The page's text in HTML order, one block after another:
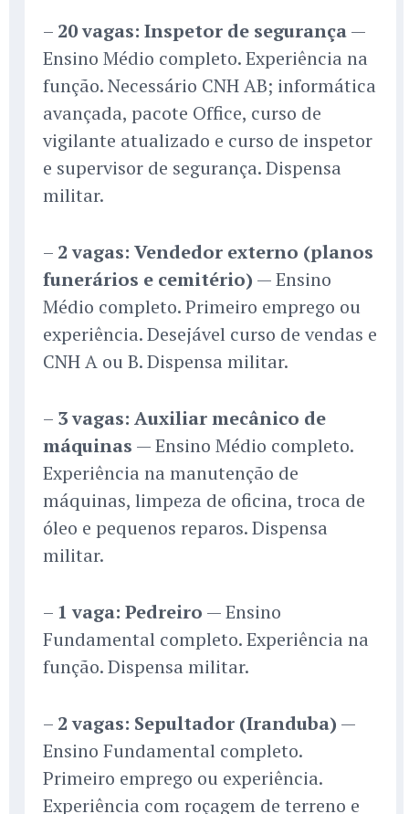
– 20 vagas: Inspetor de segurança—
Ensino Médio completo. Experiência na
função. Necessário CNH AB; informática
avançada, pacote Office, curso de
vigilante atualizado e curso de inspetor
e supervisor de segurança. Dispensa
militar.
– 2 vagas: Vendedor externo (planos
funerários e cemitério) — Ensino
Médio completo. Primeiro emprego ou
experiência. Desejável curso de vendas e
CNH A ou B. Dispensa militar.
– 3 vagas: Auxiliar mecânico de
máquinas — Ensino Médio completo.
Experiência na manutenção de
máquinas, limpeza de oficina, troca de
óleo e pequenos reparos. Dispensa
militar.
– 1 vaga: Pedreiro — Ensino
Fundamental completo. Experiência na
função. Dispensa militar.
– 2 vagas: Sepultador (Iranduba) —
Ensino Fundamental completo.
Primeiro emprego ou experiência.
Experiência com roçagem de terreno e